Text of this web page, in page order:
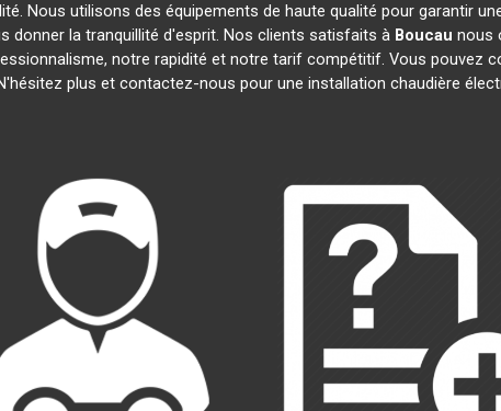
Nous utilisons des équipements de haute qualité pour garantir
donner la tranquillité d'esprit. Nos clients satisfaits à Boucau nous
notre rapidité et notre tarif compétitif. Vous pouvez
plus et contactez-nous pour une installation chaudière